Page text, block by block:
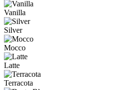
Vanilla
Silver
Mocco
Latte
Terracota